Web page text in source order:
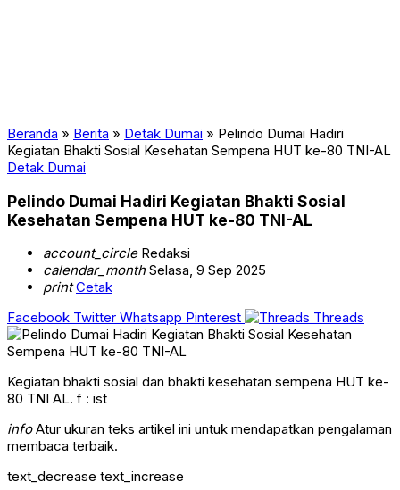
Beranda » Berita » Detak Dumai » Pelindo Dumai Hadiri
Kegiatan Bhakti Sosial Kesehatan Sempena HUT ke-80 TNI-AL
Detak Dumai
Pelindo Dumai Hadiri Kegiatan Bhakti Sosial
Kesehatan Sempena HUT ke-80 TNI-AL
account_circleRedaksi
calendar_monthSelasa, 9 Sep 2025
print Cetak
Facebook Twitter Whatsapp Pinterest Threads
Kegiatan bhakti sosial dan bhakti kesehatan sempena HUT ke-
80 TNI AL. f : ist
infoAtur ukuran teks artikel ini untuk mendapatkan pengalaman
membaca terbaik.
text_decrease text_increase